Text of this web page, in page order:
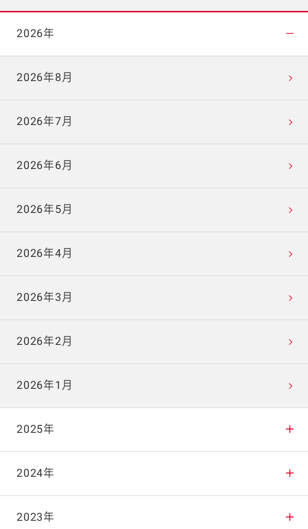
2026年
2026年8月
2026年7月
2026年6月
2026年5月
2026年4月
2026年3月
2026年2月
2026年1月
2025年
2025年12月
2025年11月
2024年
2024年12月
2023年